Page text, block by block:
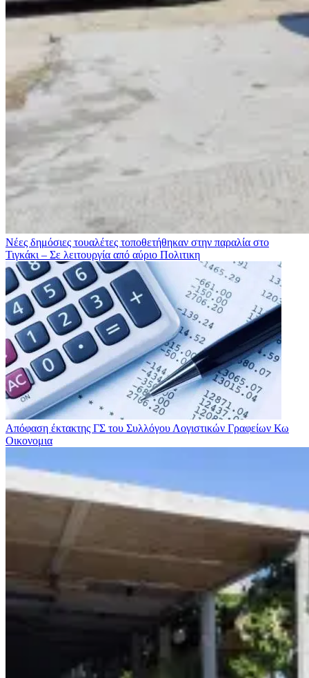
Νέες δημόσιες τουαλέτες τοποθετήθηκαν στην παραλία στο
Τιγκάκι – Σε λειτουργία από αύριο Πολιτικη
Απόφαση έκτακτης ΓΣ του Συλλόγου Λογιστικών Γραφείων Κω
Οικονομια